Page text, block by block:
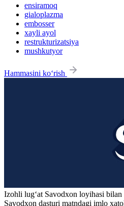
ensiramoq
gialoplazma
embosser
xayli ayol
restrukturizatsiya
mushkutyor
Hammasini ko‘rish
Izohli lugʻat Savodxon loyihasi
Savodxon dasturi matndagi imlo